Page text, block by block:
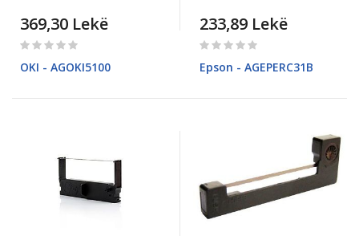
369,30 Lekë
Rating:
OKI - AGOKI5100
233,89 Lekë
Rating:
Epson - AGEPERC31B